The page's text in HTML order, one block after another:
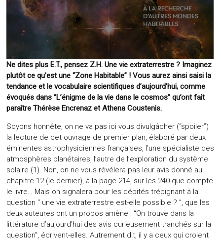
Ne dites plus E.T., pensez Z.H. Une vie extraterrestre ? Imaginez
plutôt ce qu’est une “Zone Habitable” ! Vous aurez ainsi saisi la
tendance et le vocabulaire scientifiques d’aujourd’hui, comme
évoqués dans “L’énigme de la vie dans le cosmos” qu’ont fait
paraître Thérèse Encrenaz et Athena Coustenis.
Soyons honnête, on ne va pas ici vous divulgâcher (“spoiler”)
la lecture de cet ouvrage de premier plan, élaboré par deux
éminentes astrophysiciennes françaises, l’une spécialiste des
atmosphères planétaires, l’autre de l’exploration du système
solaire (1). Non, on ne vous révélera pas leur avis donné au
chapitre 12 (le dernier), à la page 214, sur les 240 que compte
le livre… Mais on signalera pour les dépités trépignant à la
question “ une vie extraterrestre est-elle possible ? ”, que les
deux auteures ont un propos amène : “On trouve dans la
littérature d’aujourd’hui des avis curieusement tranchés sur la
question”, écrivent-elles. Autrement dit, il y a ceux qui croient